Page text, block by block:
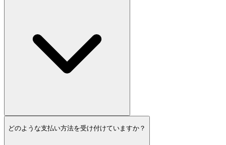
どのような支払い方法を受け付けていますか？